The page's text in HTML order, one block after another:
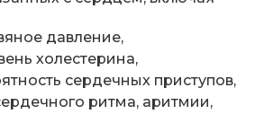
давление,
холестерина,
сердечных приступов,
ритма, аритмии,